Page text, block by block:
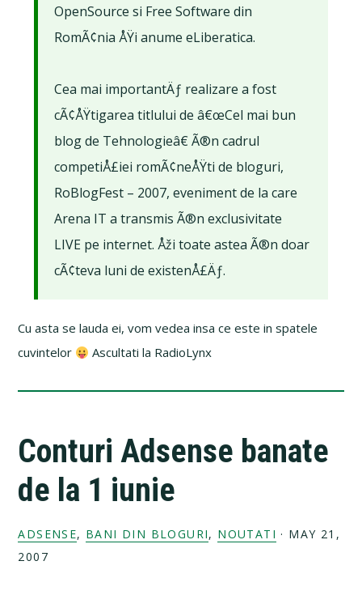
OpenSource si Free Software din
RomÃ¢nia ÅŸi anume eLiberatica.
Cea mai importantÄƒ realizare a fost
cÃ¢ÅŸtigarea titlului de â€œCel mai bun
blog de Tehnologieâ€ Ã®n cadrul
competiÅ£iei romÃ¢neÅŸti de bloguri,
RoBlogFest – 2007, eveniment de la care
Arena IT a transmis Ã®n exclusivitate
LIVE pe internet. Åži toate astea Ã®n doar
cÃ¢teva luni de existenÅ£Äƒ.
Cu asta se lauda ei, vom vedea insa ce este in spatele
cuvintelor
Ascultati la RadioLynx
Conturi Adsense banate
de la 1 iunie
ADSENSE, BANI DIN BLOGURI, NOUTATI · MAY 21,
2007